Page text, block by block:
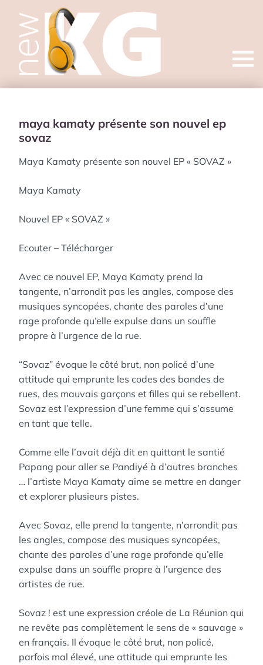
Open
maya kamaty présente son nouvel ep
sovaz
Maya Kamaty présente son nouvel EP « SOVAZ »
Maya Kamaty
Nouvel EP « SOVAZ »
Ecouter – Télécharger
Avec ce nouvel EP, Maya Kamaty prend la
tangente, n’arrondit pas les angles, compose des
musiques syncopées, chante des paroles d’une
rage profonde qu’elle expulse dans un souffle
propre à l’urgence de la rue.
“Sovaz” évoque le côté brut, non policé d’une
attitude qui emprunte les codes des bandes de
rues, des mauvais garçons et filles qui se rebellent.
Sovaz est l’expression d’une femme qui s’assume
en tant que telle.
Comme elle l’avait déjà dit en quittant le santié
Papang pour aller se Pandiyé à d’autres branches
… l’artiste Maya Kamaty aime se mettre en danger
et explorer plusieurs pistes.
Avec Sovaz, elle prend la tangente, n’arrondit pas
les angles, compose des musiques syncopées,
chante des paroles d’une rage profonde qu’elle
expulse dans un souffle propre à l’urgence des
artistes de rue.
Sovaz ! est une expression créole de La Réunion qui
ne revête pas complètement le sens de « sauvage »
en français. Il évoque le côté brut, non policé,
parfois mal élevé, une attitude qui emprunte les